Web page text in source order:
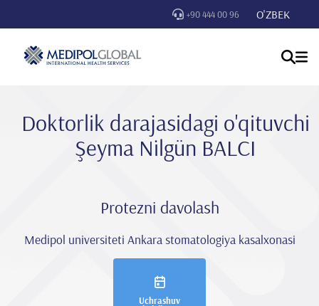
+90 444 00 96 O'ZBEK
Doktorlik darajasidagi o'qituvchi
Şeyma Ni̇lgün BALCI
Protezni davolash
Medipol universiteti Ankara stomatologiya kasalxonasi
Uchrashuv